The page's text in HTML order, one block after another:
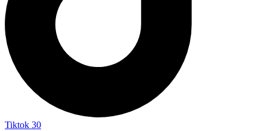
Tiktok 30